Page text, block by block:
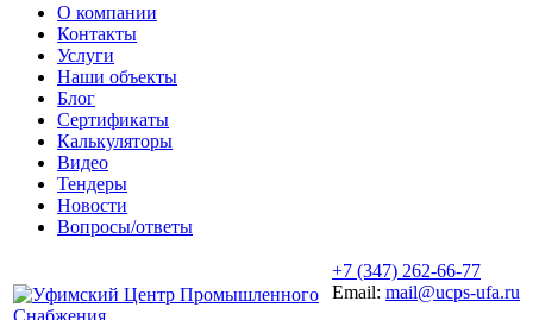
О компании
Контакты
Услуги
Наши объекты
Блог
Сертификаты
Калькуляторы
Видео
Тендеры
Новости
Вопросы/ответы
+7 (347) 262-66-77
Email: mail@ucps-ufa.ru